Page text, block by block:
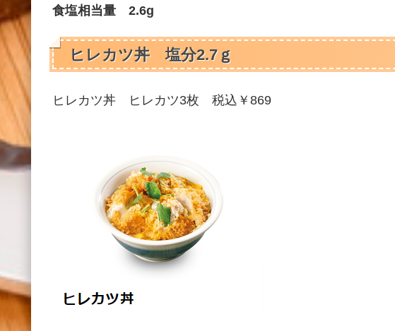
食塩相当量 2.6g
ヒレカツ丼 塩分2.7ｇ
ヒレカツ丼 ヒレカツ3枚 税込￥869